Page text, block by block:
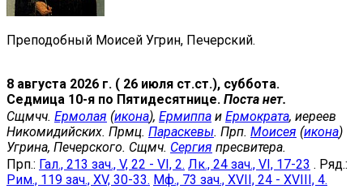
Преподобный Моисей Угрин, Печерский.
8 августа 2026 г. ( 26 июля ст.ст.), суббота.
Седмица 10-я по Пятидесятнице. Поста нет.
Сщмчч. Ермолая (икона), Ермиппа и Ермократа, иереев
Никомидийских. Прмц. Параскевы. Прп. Моисея (икона)
Угрина, Печерского. Сщмч. Сергия пресвитера.
Прп.: Гал., 213 зач., V, 22 - VI, 2. Лк., 24 зач., VI, 17-23 . Ряд.:
Рим., 119 зач., XV, 30-33. Мф., 73 зач., XVII, 24 - XVIII, 4.